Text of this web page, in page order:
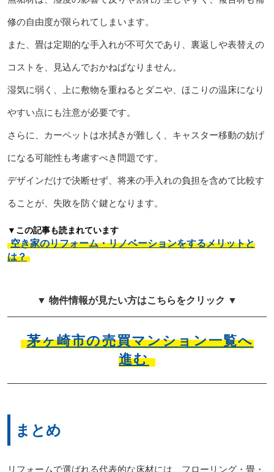
修の自由度が限られてしまいます。
また、畳は定期的な手入れが不可欠であり、裏返しや表替えの
コストを、見込んでおかねばなりません。
湿気に弱く、上に敷物を重ねるとダニや、ほこりの温床になり
やすい点にも注意が必要です。
さらに、カーペットは水拭きが難しく、キャスター移動の妨げ
になる可能性も考慮すべき問題です。
デザインだけで決断せず、将来の手入れの負担を含めて比較す
ることが、失敗を防ぐ鍵となります。
▼この記事も読まれています
空き家のリフォーム・リノベーションをするメリットと
は？
▼ 物件情報が見たい方はこちらをクリック ▼
茅ヶ崎市の売買マンション一覧へ
進む
まとめ
リフォームで選ばれる代表的な床材には、フローリング・畳・